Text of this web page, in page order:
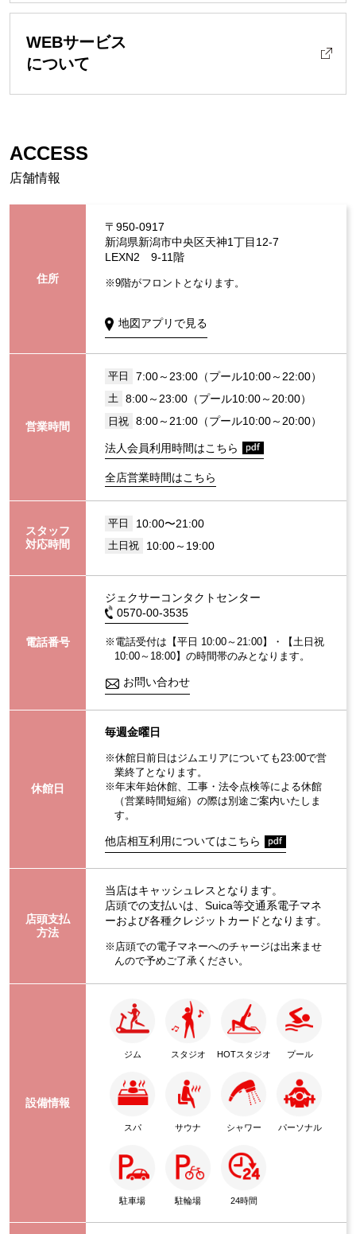
WEBサービス
について
ACCESS
店舗情報
住所
〒950-0917
新潟県新潟市中央区天神1丁目12-7
LEXN2 9-11階
※9階がフロントとなります。
地図アプリで見る
営業時間
平日 7:00～23:00（プール10:00～22:00）
土 8:00～23:00（プール10:00～20:00）
日祝 8:00～21:00（プール10:00～20:00）
法人会員利用時間はこちら
全店営業時間はこちら
スタッフ
対応時間
平日 10:00〜21:00
土日祝 10:00～19:00
電話番号
ジェクサーコンタクトセンター
0570-00-3535
※電話受付は【平日 10:00～21:00】・【土日祝
10:00～18:00】の時間帯のみとなります。
お問い合わせ
休館日
毎週金曜日
※休館日前日はジムエリアについても23:00で営
業終了となります。
※年末年始休館、工事・法令点検等による休館
（営業時間短縮）の際は別途ご案内いたしま
す。
他店相互利用についてはこちら
店頭支払
方法
当店はキャッシュレスとなります。
店頭での支払いは、Suica等交通系電子マネ
ーおよび各種クレジットカードとなります。
※店頭での電子マネーへのチャージは出来ませ
んので予めご了承ください。
設備情報
ジム スタジオ HOTスタジオ プール
スパ サウナ シャワー パーソナル
駐車場 駐輪場 24時間